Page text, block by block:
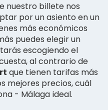
nuestro billete nos
por un asiento en un
más económicos
puedes elegir un
escogiendo el
al contrario de
que tienen tarifas más
mejores precios, cuál
- Málaga ideal.